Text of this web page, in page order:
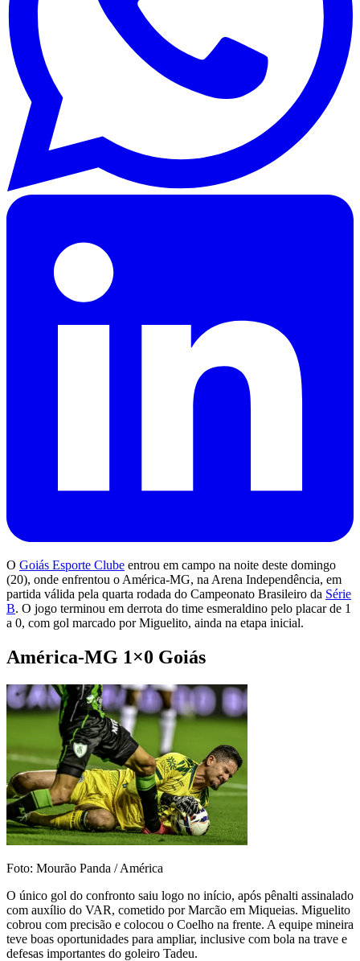
O Goiás Esporte Clube entrou em campo na noite deste domingo
(20), onde enfrentou o América-MG, na Arena Independência, em
partida válida pela quarta rodada do Campeonato Brasileiro da Série
B. O jogo terminou em derrota do time esmeraldino pelo placar de 1
a 0, com gol marcado por Miguelito, ainda na etapa inicial.
América-MG 1×0 Goiás
Foto: Mourão Panda / América
O único gol do confronto saiu logo no início, após pênalti assinalado
com auxílio do VAR, cometido por Marcão em Miqueias. Miguelito
cobrou com precisão e colocou o Coelho na frente. A equipe mineira
teve boas oportunidades para ampliar, inclusive com bola na trave e
defesas importantes do goleiro Tadeu.